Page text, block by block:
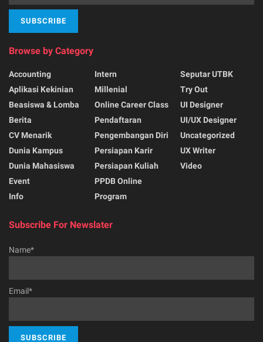
Browse by Category
Accounting
Aplikasi Kekinian
Beasiswa & Lomba
Berita
CV Menarik
Dunia Kampus
Dunia Mahasiswa
Event
Info
Intern
Millenial
Online Career Class
Pendaftaran
Pengembangan Diri
Persiapan Karir
Persiapan Kuliah
PPDB Online
Program
Seputar UTBK
Try Out
UI Designer
UI/UX Designer
Uncategorized
UX Writer
Video
Subscribe For Newslater
Name*
Email*